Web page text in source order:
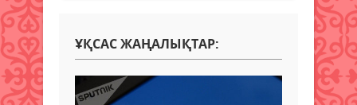
ҰҚСАС ЖАҢАЛЫҚТАР: